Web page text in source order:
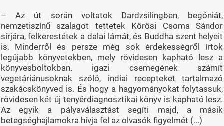
– Az út során voltatok Dardzsilingben, begóniát,
nemzetiszínű szalagot tettetek Körösi Csoma Sándor
sírjára, felkerestétek a dalai lámát, és Buddha szent helyeit
is. Minderről és persze még sok érdekességről írtok
legújabb könyvetekben, mely rövidesen kapható lesz a
könyvesboltokban. igazi csemegének számít
vegetáriánusoknak szóló, indiai recepteket tartalmazó
szakácskönyved is. És hogy a hagyományokat folytassuk,
rövidesen két új tenyérdiagnosztikai könyv is kapható lesz.
Az egyik a pályaválasztást segíti majd, a másik
betegséghajlamokra hívja fel az olvasók figyelmét (...)